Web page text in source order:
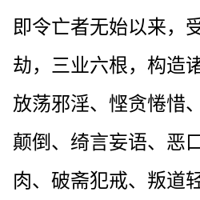
即令亡者无始以来，
劫，三业六根，构造
放荡邪淫、悭贪惓惜
颠倒、绮言妄语、恶
肉、破斋犯戒、叛道